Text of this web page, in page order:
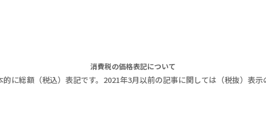
消費税の価格表記について
に総額（税込）表記です。2021年3月以前の記事に関しては（税抜）表示